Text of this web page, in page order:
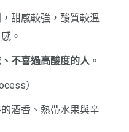
甜感較強，酸質較溫
。
不喜過高酸度的人。
）
酒香、熱帶水果與辛